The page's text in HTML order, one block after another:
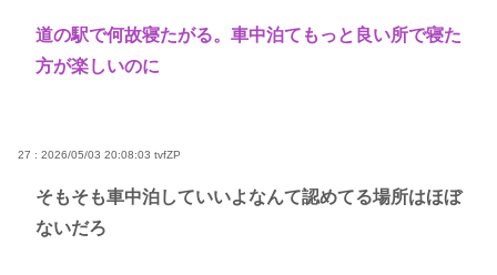
道の駅で何故寝たがる。車中泊てもっと良い所で寝た
方が楽しいのに
27 : 2026/05/03 20:08:03 tvfZP
そもそも車中泊していいよなんて認めてる場所はほぼ
ないだろ